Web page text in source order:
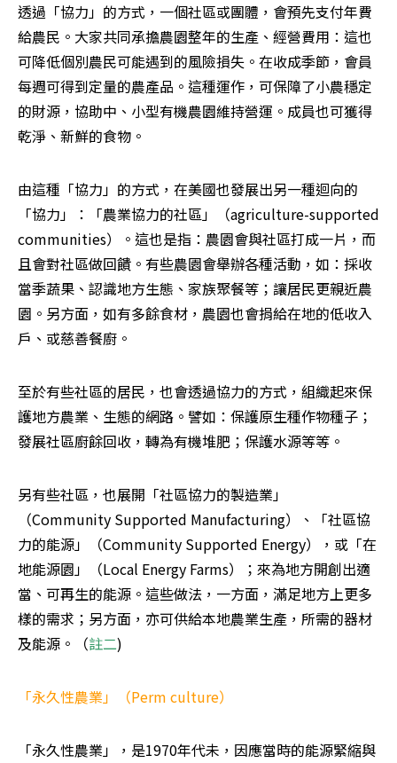
透過「協力」的方式，一個社區或團體，會預先支付年費
給農民。大家共同承擔農園整年的生產、經營費用：這也
可降低個別農民可能遇到的風險損失。在收成季節，會員
每週可得到定量的農產品。這種運作，可保障了小農穩定
的財源，協助中、小型有機農園維持營運。成員也可獲得
乾淨、新鮮的食物。
由這種「協力」的方式，在美國也發展出另一種迴向的
「協力」：「農業協力的社區」（agriculture-supported
communities）。這也是指：農園會與社區打成一片，而
且會對社區做回饋。有些農園會舉辦各種活動，如：採收
當季蔬果、認識地方生態、家族聚餐等；讓居民更親近農
園。另方面，如有多餘食材，農園也會捐給在地的低收入
戶、或慈善餐廚。
至於有些社區的居民，也會透過協力的方式，組織起來保
護地方農業、生態的網路。譬如：保護原生種作物種子；
發展社區廚餘回收，轉為有機堆肥；保護水源等等。
另有些社區，也展開「社區協力的製造業」
（Community Supported Manufacturing）、「社區協
力的能源」（Community Supported Energy），或「在
地能源園」（Local Energy Farms）；來為地方開創出適
當、可再生的能源。這些做法，一方面，滿足地方上更多
樣的需求；另方面，亦可供給本地農業生產，所需的器材
及能源。（註二)
「永久性農業」（Perm culture）
「永久性農業」，是1970年代未，因應當時的能源緊縮與